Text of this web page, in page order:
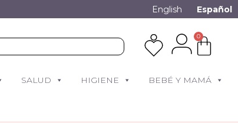
English Español
0
SALUD HIGIENE BEBÉ Y MAMÁ